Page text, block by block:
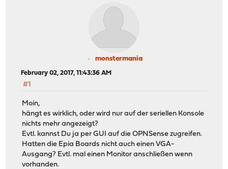
monstermania
February 02, 2017, 11:43:36 AM
#1
Moin,
hängt es wirklich, oder wird nur auf der seriellen Konsole
nichts mehr angezeigt?
Evtl. kannst Du ja per GUI auf die OPNSense zugreifen.
Hatten die Epia Boards nicht auch einen VGA-
Ausgang? Evtl. mal einen Monitor anschließen wenn
vorhanden.